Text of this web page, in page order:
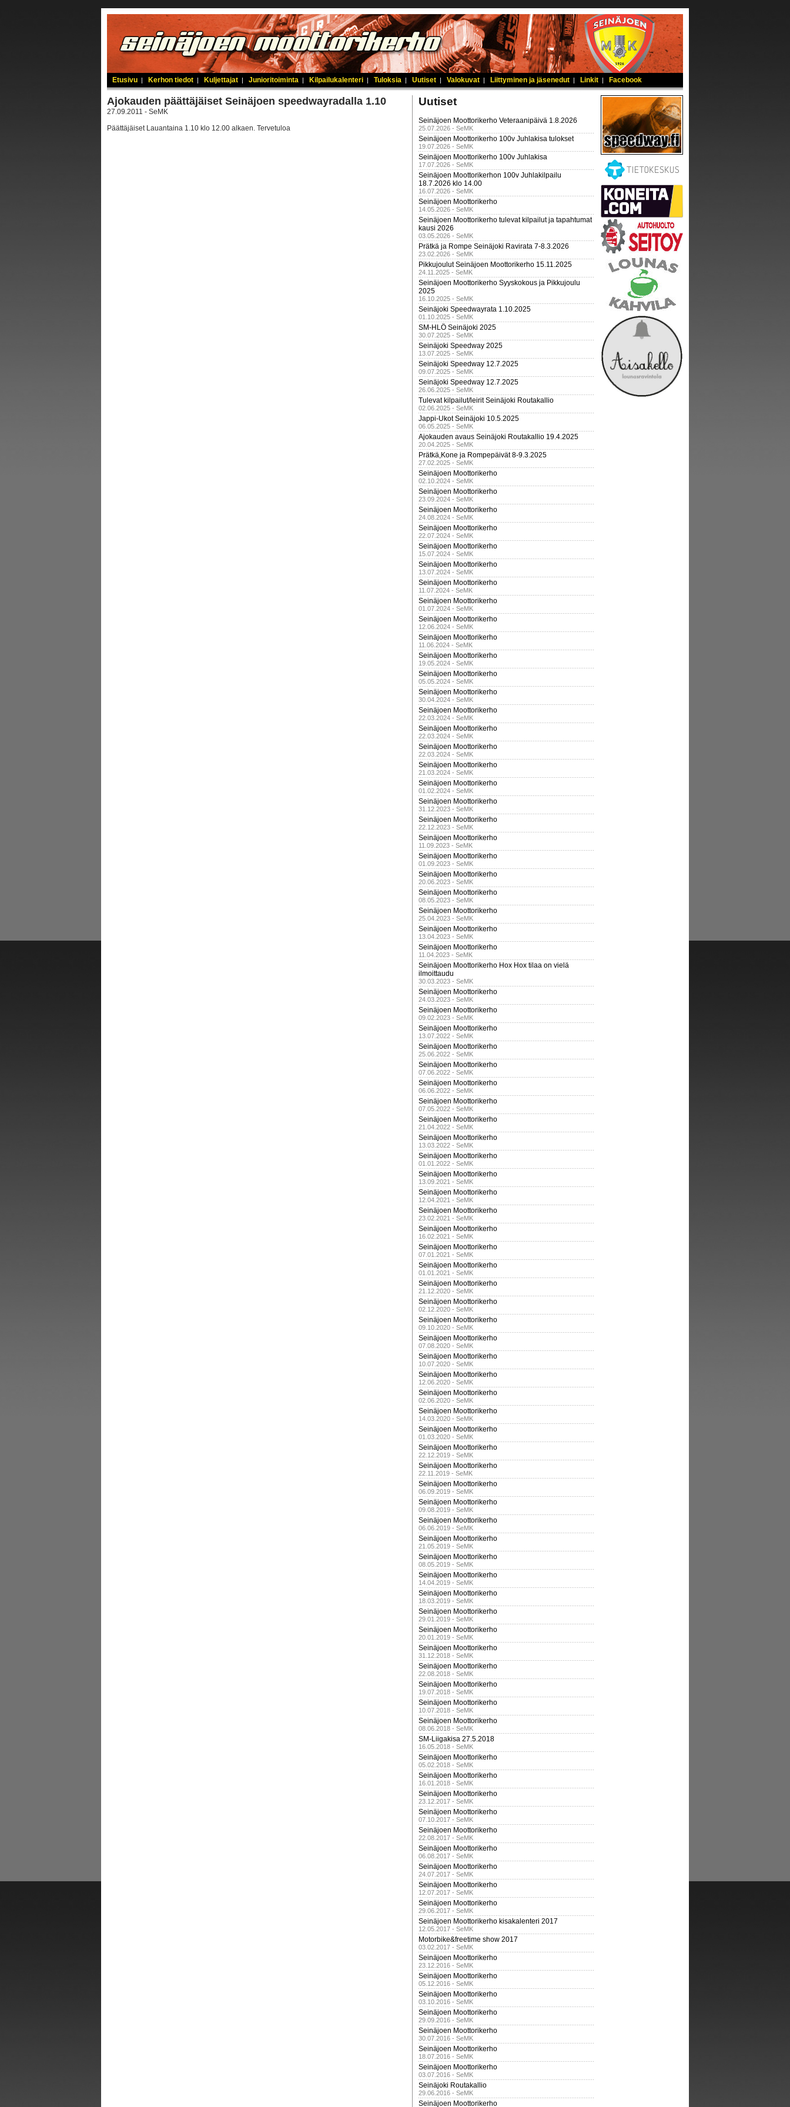
Etusivu | Kerhon tiedot | Kuljettajat | Junioritoiminta | Kilpailukalenteri | Tuloksia | Uutiset | Valokuvat | Liittyminen ja jäsenedut | Linkit | Facebook
Ajokauden päättäjäiset Seinäjoen speedwayradalla 1.10
27.09.2011 - SeMK
Päättäjäiset Lauantaina 1.10 klo 12.00 alkaen. Tervetuloa
Uutiset
Seinäjoen Moottorikerho Veteraanipäivä 1.8.2026
25.07.2026 - SeMK
Seinäjoen Moottorikerho 100v Juhlakisa tulokset
19.07.2026 - SeMK
Seinäjoen Moottorikerho 100v Juhlakisa
17.07.2026 - SeMK
Seinäjoen Moottorikerhon 100v Juhlakilpailu
18.7.2026 klo 14.00
16.07.2026 - SeMK
Seinäjoen Moottorikerho
14.05.2026 - SeMK
Seinäjoen Moottorikerho tulevat kilpailut ja tapahtumat
kausi 2026
03.05.2026 - SeMK
Prätkä ja Rompe Seinäjoki Ravirata 7-8.3.2026
23.02.2026 - SeMK
Pikkujoulut Seinäjoen Moottorikerho 15.11.2025
24.11.2025 - SeMK
Seinäjoen Moottorikerho Syyskokous ja Pikkujoulu
2025
16.10.2025 - SeMK
Seinäjoki Speedwayrata 1.10.2025
01.10.2025 - SeMK
SM-HLÖ Seinäjoki 2025
30.07.2025 - SeMK
Seinäjoki Speedway 2025
13.07.2025 - SeMK
Seinäjoki Speedway 12.7.2025
09.07.2025 - SeMK
Seinäjoki Speedway 12.7.2025
26.06.2025 - SeMK
Tulevat kilpailut/leirit Seinäjoki Routakallio
02.06.2025 - SeMK
Jappi-Ukot Seinäjoki 10.5.2025
06.05.2025 - SeMK
Ajokauden avaus Seinäjoki Routakallio 19.4.2025
20.04.2025 - SeMK
Prätkä,Kone ja Rompepäivät 8-9.3.2025
27.02.2025 - SeMK
Seinäjoen Moottorikerho
02.10.2024 - SeMK
Seinäjoen Moottorikerho
23.09.2024 - SeMK
Seinäjoen Moottorikerho
24.08.2024 - SeMK
Seinäjoen Moottorikerho
22.07.2024 - SeMK
Seinäjoen Moottorikerho
15.07.2024 - SeMK
Seinäjoen Moottorikerho
13.07.2024 - SeMK
Seinäjoen Moottorikerho
11.07.2024 - SeMK
Seinäjoen Moottorikerho
01.07.2024 - SeMK
Seinäjoen Moottorikerho
12.06.2024 - SeMK
Seinäjoen Moottorikerho
11.06.2024 - SeMK
Seinäjoen Moottorikerho
19.05.2024 - SeMK
Seinäjoen Moottorikerho
05.05.2024 - SeMK
Seinäjoen Moottorikerho
30.04.2024 - SeMK
Seinäjoen Moottorikerho
22.03.2024 - SeMK
Seinäjoen Moottorikerho
22.03.2024 - SeMK
Seinäjoen Moottorikerho
22.03.2024 - SeMK
Seinäjoen Moottorikerho
21.03.2024 - SeMK
Seinäjoen Moottorikerho
01.02.2024 - SeMK
Seinäjoen Moottorikerho
31.12.2023 - SeMK
Seinäjoen Moottorikerho
22.12.2023 - SeMK
Seinäjoen Moottorikerho
11.09.2023 - SeMK
Seinäjoen Moottorikerho
01.09.2023 - SeMK
Seinäjoen Moottorikerho
20.06.2023 - SeMK
Seinäjoen Moottorikerho
08.05.2023 - SeMK
Seinäjoen Moottorikerho
25.04.2023 - SeMK
Seinäjoen Moottorikerho
13.04.2023 - SeMK
Seinäjoen Moottorikerho
11.04.2023 - SeMK
Seinäjoen Moottorikerho Hox Hox tilaa on vielä
ilmoittaudu
30.03.2023 - SeMK
Seinäjoen Moottorikerho
24.03.2023 - SeMK
Seinäjoen Moottorikerho
09.02.2023 - SeMK
Seinäjoen Moottorikerho
13.07.2022 - SeMK
Seinäjoen Moottorikerho
25.06.2022 - SeMK
Seinäjoen Moottorikerho
07.06.2022 - SeMK
Seinäjoen Moottorikerho
06.06.2022 - SeMK
Seinäjoen Moottorikerho
07.05.2022 - SeMK
Seinäjoen Moottorikerho
21.04.2022 - SeMK
Seinäjoen Moottorikerho
13.03.2022 - SeMK
Seinäjoen Moottorikerho
01.01.2022 - SeMK
Seinäjoen Moottorikerho
13.09.2021 - SeMK
Seinäjoen Moottorikerho
12.04.2021 - SeMK
Seinäjoen Moottorikerho
23.02.2021 - SeMK
Seinäjoen Moottorikerho
16.02.2021 - SeMK
Seinäjoen Moottorikerho
07.01.2021 - SeMK
Seinäjoen Moottorikerho
01.01.2021 - SeMK
Seinäjoen Moottorikerho
21.12.2020 - SeMK
Seinäjoen Moottorikerho
02.12.2020 - SeMK
Seinäjoen Moottorikerho
09.10.2020 - SeMK
Seinäjoen Moottorikerho
07.08.2020 - SeMK
Seinäjoen Moottorikerho
10.07.2020 - SeMK
Seinäjoen Moottorikerho
12.06.2020 - SeMK
Seinäjoen Moottorikerho
02.06.2020 - SeMK
Seinäjoen Moottorikerho
14.03.2020 - SeMK
Seinäjoen Moottorikerho
01.03.2020 - SeMK
Seinäjoen Moottorikerho
22.12.2019 - SeMK
Seinäjoen Moottorikerho
22.11.2019 - SeMK
Seinäjoen Moottorikerho
06.09.2019 - SeMK
Seinäjoen Moottorikerho
09.08.2019 - SeMK
Seinäjoen Moottorikerho
06.06.2019 - SeMK
Seinäjoen Moottorikerho
21.05.2019 - SeMK
Seinäjoen Moottorikerho
08.05.2019 - SeMK
Seinäjoen Moottorikerho
14.04.2019 - SeMK
Seinäjoen Moottorikerho
18.03.2019 - SeMK
Seinäjoen Moottorikerho
29.01.2019 - SeMK
Seinäjoen Moottorikerho
20.01.2019 - SeMK
Seinäjoen Moottorikerho
31.12.2018 - SeMK
Seinäjoen Moottorikerho
22.08.2018 - SeMK
Seinäjoen Moottorikerho
19.07.2018 - SeMK
Seinäjoen Moottorikerho
10.07.2018 - SeMK
Seinäjoen Moottorikerho
08.06.2018 - SeMK
SM-Liigakisa 27.5.2018
16.05.2018 - SeMK
Seinäjoen Moottorikerho
05.02.2018 - SeMK
Seinäjoen Moottorikerho
16.01.2018 - SeMK
Seinäjoen Moottorikerho
23.12.2017 - SeMK
Seinäjoen Moottorikerho
07.10.2017 - SeMK
Seinäjoen Moottorikerho
22.08.2017 - SeMK
Seinäjoen Moottorikerho
06.08.2017 - SeMK
Seinäjoen Moottorikerho
24.07.2017 - SeMK
Seinäjoen Moottorikerho
12.07.2017 - SeMK
Seinäjoen Moottorikerho
29.06.2017 - SeMK
Seinäjoen Moottorikerho kisakalenteri 2017
12.05.2017 - SeMK
Motorbike&freetime show 2017
03.02.2017 - SeMK
Seinäjoen Moottorikerho
23.12.2016 - SeMK
Seinäjoen Moottorikerho
05.12.2016 - SeMK
Seinäjoen Moottorikerho
03.10.2016 - SeMK
Seinäjoen Moottorikerho
29.09.2016 - SeMK
Seinäjoen Moottorikerho
30.07.2016 - SeMK
Seinäjoen Moottorikerho
18.07.2016 - SeMK
Seinäjoen Moottorikerho
03.07.2016 - SeMK
Seinäjoki Routakallio
29.06.2016 - SeMK
Seinäjoen Moottorikerho